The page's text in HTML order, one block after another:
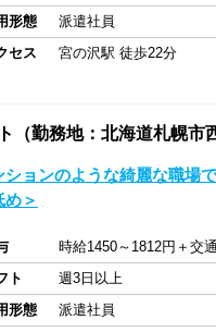
形態
派遣社員
セス
宮の沢駅 徒歩22分
（勤務地：北海道札幌
ションのような綺麗な職
め＞
時給1450～1812円＋交
ト
週3日以上
形態
派遣社員